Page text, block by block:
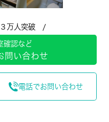
万人突破 /
確認など
問い合わせ
電話でお問い合わせ